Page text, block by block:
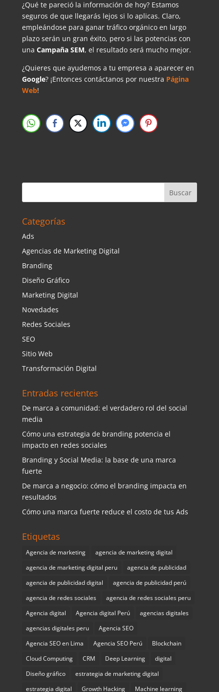
¿Qué te pareció la información de hoy? Estamos
seguros de que llegarás lejos si lo aplicas. Claro,
empleándose para ganar tráfico orgánico en largo
plazo serán un gran éxito, pero si las potencias con
una Campaña SEM, el resultado será mucho mejor.
¿Quieres que ayudemos a tu empresa a aparecer en
Google? ¡Entonces contáctanos por nuestra Página
Web!
Categorías
Ads
Agencias de Marketing Digital
Branding
Diseño Gráfico
Marketing Digital
Novedades
Redes Sociales
SEO
Sitio Web
Transformación Digital
Entradas recientes
De marca a comunidad: el verdadero rol del social
media
Cómo una estrategia de branding potencia el
impacto en redes sociales
Branding y Social Media: la base de una marca
fuerte
De marca a negocio: cómo el branding impacta en
resultados
Cómo una marca fuerte reduce el costo de tus Ads
Etiquetas
Agencia de marketing
agencia de marketing digital
agencia de marketing digital peru
agencia de publicidad
agencia de publicidad digital
agencia de publicidad perú
agencia de redes sociales
agencia de redes sociales peru
Agencia digital
Agencia digital Perú
agencias digitales
agencias digitales peru
Agencia SEO
Agencia SEO en Lima
Agencia SEO Perú
Blockchain
Cloud Computing
CRM Deep Learning
digital
Diseño gráfico
estrategia de marketing digital
estrategia digital
Growth Hacking Machine learning